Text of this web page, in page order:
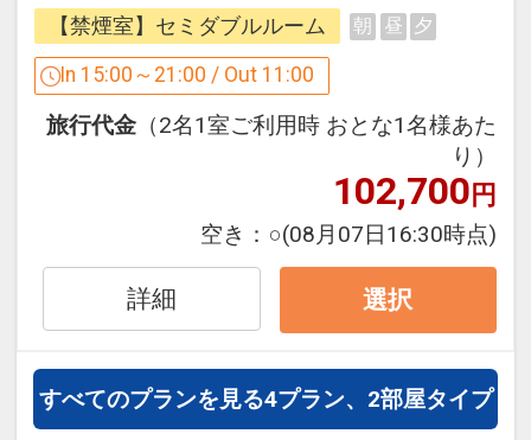
【客室清掃のご案内】
・2泊～3泊のお客様
滞在中の客室清掃はございません。新し
いバスタオル・フェイスタオルのみお部
屋の前にご用意いたします。
3日ごとに通常清掃をいたします。
それ以外のお日にちは、新しいバスタオ
ル・フェイスタオルのみお部屋の前にご
歯ブラシなどのアメニティは、アメニテ
ィバイキングをご利用ください。
【駐車場のご案内】
収容台数 56台
料金 500円／泊
車両制限 なし
※駐車場はご到着順となっておりご予約
※駐車場内での事故・盗難等につきまし
ては当ホテルでは一切責任を負いかねま
すのでご了承ください。
大型車…要予約・台数制限あり
普通車スペース縦2台分使用時（マイク
【禁煙室】セミダブルルーム 朝 昼 夕
In 15:00～21:00 / Out 11:00
旅行代金 （2名1室ご利用時 おとな1名様あた
り）
102,700円
空き： ○(08月07日16:30時点)
詳細 選択
すべてのプランを見る4プラン、2部屋タイプ